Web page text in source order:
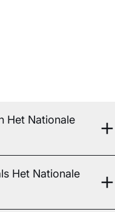
Het Nationale
Het Nationale